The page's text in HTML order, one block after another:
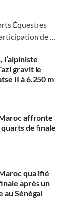
Équestres
de …
l’alpiniste
gravit le
II à 6.250 m
affronte
quarts de finale
qualifié
après un
au Sénégal